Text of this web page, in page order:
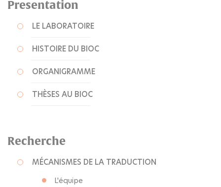
Presentation
LE LABORATOIRE
HISTOIRE DU BIOC
ORGANIGRAMME
THÈSES AU BIOC
Recherche
MÉCANISMES DE LA TRADUCTION
L'équipe